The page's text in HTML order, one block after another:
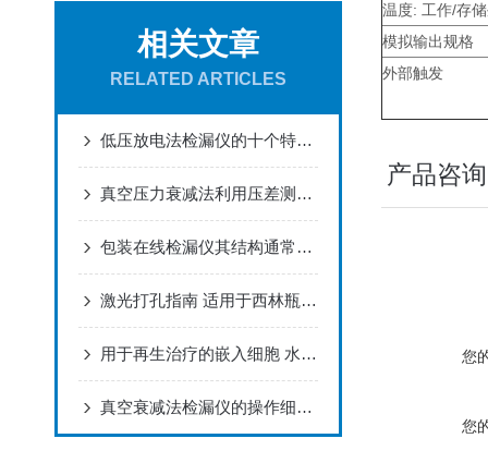
相关文章
RELATED ARTICLES
低压放电法检漏仪的十个特点介绍
真空压力衰减法利用压差测量泄漏的作用原理
包装在线检漏仪其结构通常有哪几部分组成呢？
激光打孔指南 适用于西林瓶、安瓿瓶、BFS、盖玻片等
用于再生治疗的嵌入细胞 水凝胶氧监测-OXY-TOUCH荧光法残氧仪
真空衰减法检漏仪的操作细节如下
温度: 工作/存
模拟输出规格
外部触发
产品咨询
您
您